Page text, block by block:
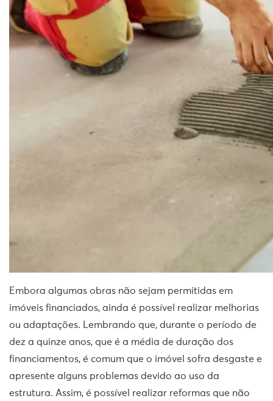
Embora algumas obras não sejam permitidas em
imóveis financiados, ainda é possível realizar melhorias
ou adaptações. Lembrando que, durante o período de
dez a quinze anos, que é a média de duração dos
financiamentos, é comum que o imóvel sofra desgaste e
apresente alguns problemas devido ao uso da
estrutura. Assim, é possível realizar reformas que não